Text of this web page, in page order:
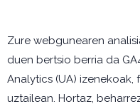
Zure webgunearen
duen bertsio berria da
Analytics (UA)
uztailean. Hortaz,